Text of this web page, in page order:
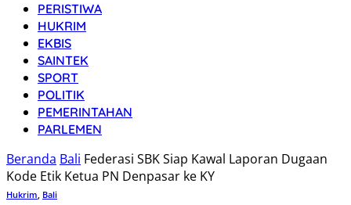
PERISTIWA
HUKRIM
EKBIS
SAINTEK
SPORT
POLITIK
PEMERINTAHAN
PARLEMEN
Beranda Bali Federasi SBK Siap Kawal Laporan Dugaan
Kode Etik Ketua PN Denpasar ke KY
Hukrim, Bali